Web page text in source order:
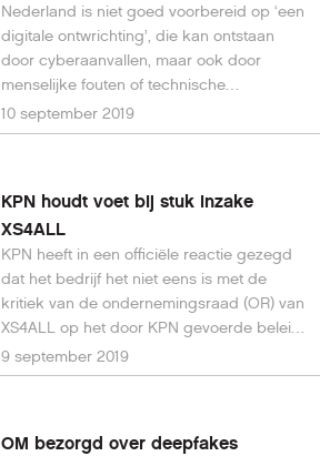
Nederland is niet goed voorbereid op ‘een
digitale ontwrichting’, die kan ontstaan
door cyberaanvallen, maar ook door
menselijke fouten of technische
problemen.
10 september 2019
KPN houdt voet bij stuk inzake
XS4ALL
KPN heeft in een officiële reactie gezegd
dat het bedrijf het niet eens is met de
kritiek van de ondernemingsraad (OR) van
XS4ALL op het door KPN gevoerde beleid
inzake XS4ALL.
9 september 2019
OM bezorgd over deepfakes